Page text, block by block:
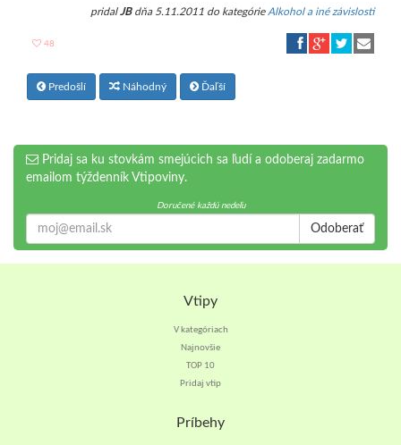
pridalJBdňa 5.11.2011 do kategórie Alkohol a iné závislosti
48
Predošlí Náhodný Ďaľší
Pridaj sa ku stovkám smejúcich sa ľudí a odoberaj zadarmo
emailom týždenník Vtipoviny.
Doručené každú nedeľu
Odoberať
Vtipy
V kategóriach
Najnovšie
TOP 10
Pridaj vtip
Príbehy